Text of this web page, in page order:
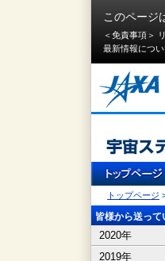
このページ
＜免責事項＞
最新情報につい
トップページ
皆様から送って
2020年
2019年